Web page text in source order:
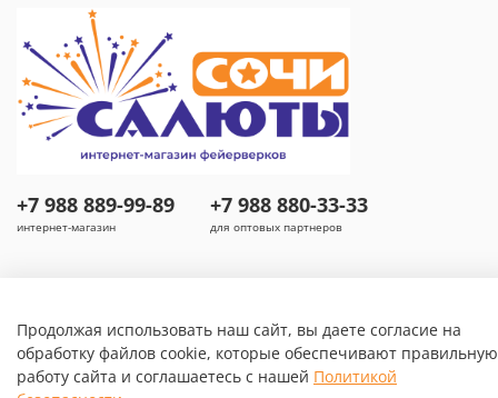
+7 988 889-99-89
интернет-магазин
+7 988 880-33-33
для оптовых партнеров
Продолжая использовать наш сайт, вы даете согласие на
обработку файлов cookie, которые обеспечивают правильную
работу сайта и соглашаетесь с нашей Политикой